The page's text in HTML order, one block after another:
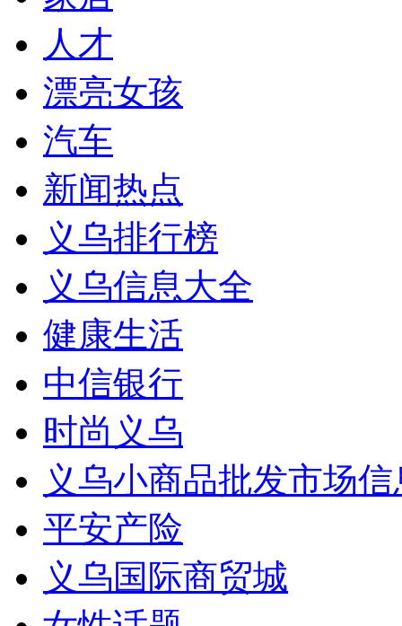
人才
漂亮女孩
汽车
新闻热点
义乌排行榜
义乌信息大全
健康生活
中信银行
时尚义乌
义乌小商品批发市场
平安产险
义乌国际商贸城